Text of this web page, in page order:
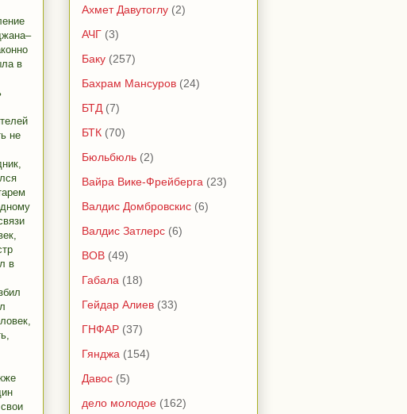
в
не
в
Ахмет Давутоглу (2)
АЧГ (3)
Баку (257)
Бахрам Мансуров (24)
БТД (7)
БТК (70)
Бюльбюль (2)
Вайра Вике-Фрейберга (23)
Валдис Домбровскис (6)
Валдис Затлерс (6)
ВОВ (49)
Габала (18)
Гейдар Алиев (33)
ГНФАР (37)
Гянджа (154)
Давос (5)
дело молодое (162)